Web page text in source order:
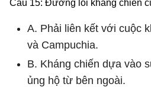
Câu 15: Đường lối kháng chiến
A. Phải liên kết với cuộc
và Campuchia.
B. Kháng chiến dựa vào
ủng hộ từ bên ngoài.